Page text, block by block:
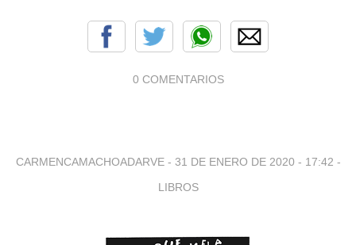
0 COMENTARIOS
CARMENCAMACHOADARVE - 31 DE ENERO DE 2020 - 17:42 -
LIBROS